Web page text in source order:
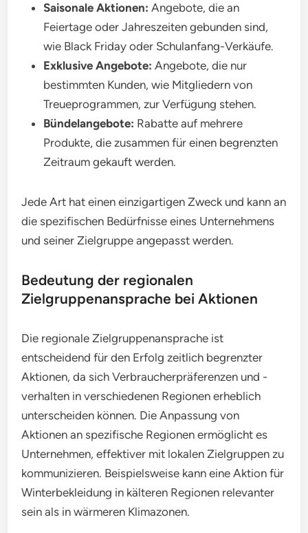
Saisonale Aktionen: Angebote, die an
Feiertage oder Jahreszeiten gebunden sind,
wie Black Friday oder Schulanfang-Verkäufe.
Exklusive Angebote: Angebote, die nur
bestimmten Kunden, wie Mitgliedern von
Treueprogrammen, zur Verfügung stehen.
Bündelangebote: Rabatte auf mehrere
Produkte, die zusammen für einen begrenzten
Zeitraum gekauft werden.
Jede Art hat einen einzigartigen Zweck und kann an
die spezifischen Bedürfnisse eines Unternehmens
und seiner Zielgruppe angepasst werden.
Bedeutung der regionalen
Zielgruppenansprache bei Aktionen
Die regionale Zielgruppenansprache ist
entscheidend für den Erfolg zeitlich begrenzter
Aktionen, da sich Verbraucherpräferenzen und -
verhalten in verschiedenen Regionen erheblich
unterscheiden können. Die Anpassung von
Aktionen an spezifische Regionen ermöglicht es
Unternehmen, effektiver mit lokalen Zielgruppen zu
kommunizieren. Beispielsweise kann eine Aktion für
Winterbekleidung in kälteren Regionen relevanter
sein als in wärmeren Klimazonen.